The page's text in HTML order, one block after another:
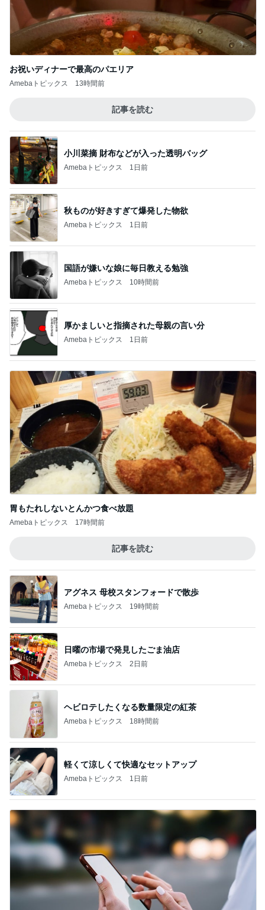
お祝いディナーで最高のパエリア
Amebaトピックス 13時間前
記事を読む
小川菜摘 財布などが入った透明バッグ
Amebaトピックス 1日前
秋ものが好きすぎて爆発した物欲
Amebaトピックス 1日前
国語が嫌いな娘に毎日教える勉強
Amebaトピックス 10時間前
厚かましいと指摘された母親の言い分
Amebaトピックス 1日前
胃もたれしないとんかつ食べ放題
Amebaトピックス 17時間前
記事を読む
アグネス 母校スタンフォードで散歩
Amebaトピックス 19時間前
日曜の市場で発見したごま油店
Amebaトピックス 2日前
ヘビロテしたくなる数量限定の紅茶
Amebaトピックス 18時間前
軽くて涼しくて快適なセットアップ
Amebaトピックス 1日前